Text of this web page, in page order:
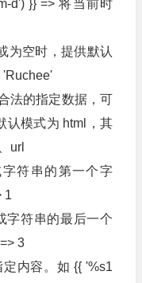
d') }} => 将当前时
为空时，提供默认
'Ruchee'
法的指定数据，可
认模式为 html，其
url
符串的第一个字
1
字符串的最后一个
3
内容。如 {{ '%s1